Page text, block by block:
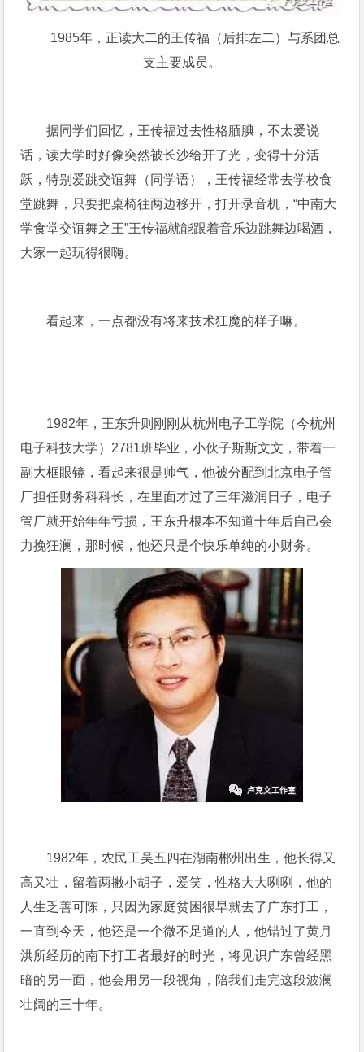
1985年，正读大二的王传福（后排左二）与系团总
支主要成员。
据同学们回忆，王传福过去性格腼腆，不太爱说
话，读大学时好像突然被长沙给开了光，变得十分活
跃，特别爱跳交谊舞（同学语），王传福经常去学校食
堂跳舞，只要把桌椅往两边移开，打开录音机，“中南大
学食堂交谊舞之王”王传福就能跟着音乐边跳舞边喝酒，
大家一起玩得很嗨。
看起来，一点都没有将来技术狂魔的样子嘛。
1982年，王东升则刚刚从杭州电子工学院（今杭州
电子科技大学）2781班毕业，小伙子斯斯文文，带着一
副大框眼镜，看起来很是帅气，他被分配到北京电子管
厂担任财务科科长，在里面才过了三年滋润日子，电子
管厂就开始年年亏损，王东升根本不知道十年后自己会
力挽狂澜，那时候，他还只是个快乐单纯的小财务。
1982年，农民工吴五四在湖南郴州出生，他长得又
高又壮，留着两撇小胡子，爱笑，性格大大咧咧，他的
人生乏善可陈，只因为家庭贫困很早就去了广东打工，
一直到今天，他还是一个微不足道的人，他错过了黄月
洪所经历的南下打工者最好的时光，将见识广东曾经黑
暗的另一面，他会用另一段视角，陪我们走完这段波澜
壮阔的三十年。